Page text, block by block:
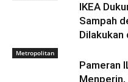
IKEA
Sampah
Dilakukan
Metropolitan
Pameran
Menperin,